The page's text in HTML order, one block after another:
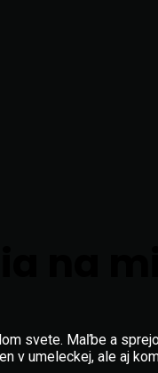
svete. Maľbe a
v umeleckej, ale aj